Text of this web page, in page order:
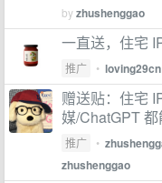
byzhushenggao
一直送，住宅
推广 • loving29cn
赠送贴：住宅
媒/ChatGPT
推广 •
zhushenggao